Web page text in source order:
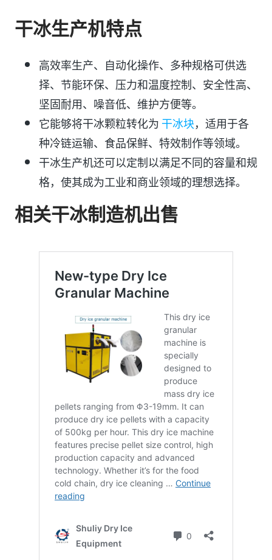
干冰生产机特点
高效率生产、自动化操作、多种规格可供选
择、节能环保、压力和温度控制、安全性高、
坚固耐用、噪音低、维护方便等。
它能够将干冰颗粒转化为干冰块，适用于各
种冷链运输、食品保鲜、特效制作等领域。
干冰生产机还可以定制以满足不同的容量和规
格，使其成为工业和商业领域的理想选择。
相关干冰制造机出售